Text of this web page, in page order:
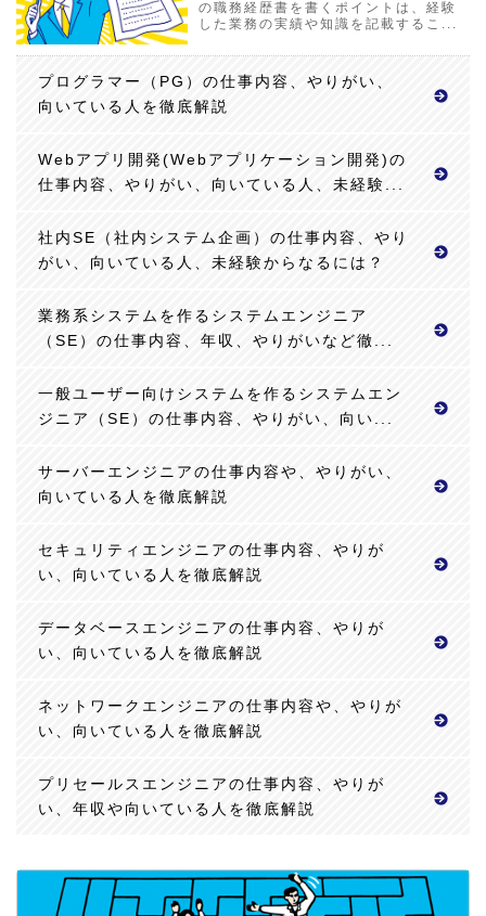
の職務経歴書を書くポイントは、経験
した業務の実績や知識を記載するこ...
プログラマー（PG）の仕事内容、やりがい、
向いている人を徹底解説
Webアプリ開発(Webアプリケーション開発)の
仕事内容、やりがい、向いている人、未経験...
社内SE（社内システム企画）の仕事内容、やり
がい、向いている人、未経験からなるには？
業務系システムを作るシステムエンジニア
（SE）の仕事内容、年収、やりがいなど徹...
一般ユーザー向けシステムを作るシステムエン
ジニア（SE）の仕事内容、やりがい、向い...
サーバーエンジニアの仕事内容や、やりがい、
向いている人を徹底解説
セキュリティエンジニアの仕事内容、やりが
い、向いている人を徹底解説
データベースエンジニアの仕事内容、やりが
い、向いている人を徹底解説
ネットワークエンジニアの仕事内容や、やりが
い、向いている人を徹底解説
プリセールスエンジニアの仕事内容、やりが
い、年収や向いている人を徹底解説